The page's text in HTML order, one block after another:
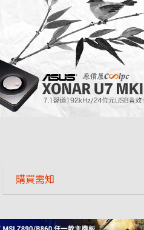
購買需知